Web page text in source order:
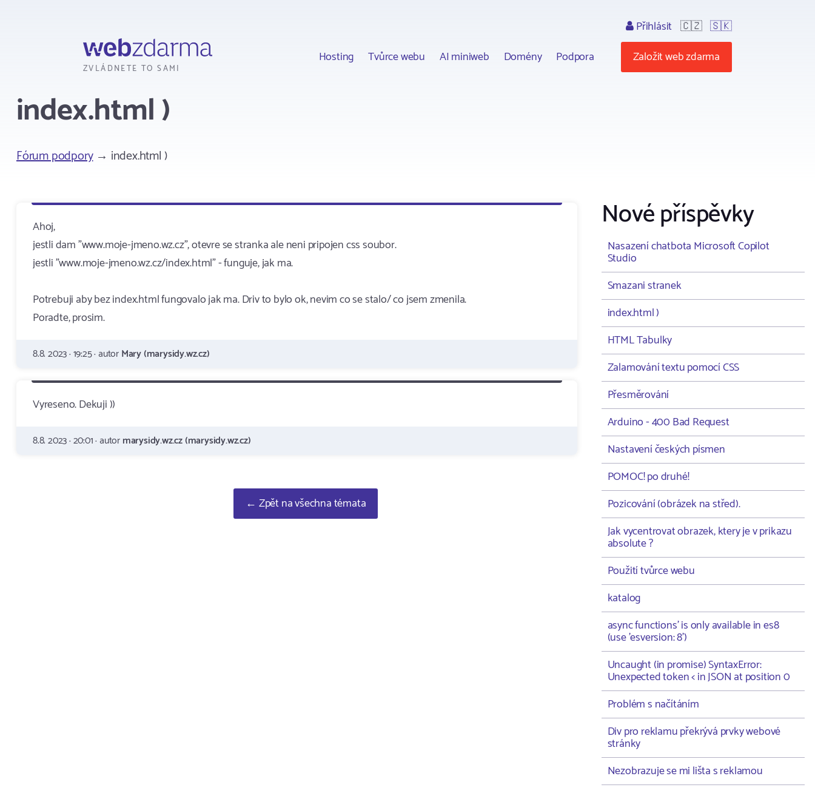
ZVLÁDNETE TO SAMI
Hosting Tvůrce webu AI miniweb Domény Podpora
Přihlásit 🇨🇿 🇸🇰
Založit web zdarma
index.html )
Fórum podpory→ index.html )
Ahoj,
jestli dam "www.moje-jmeno.wz.cz", otevre se stranka ale neni pripojen css soubor.
jestli "www.moje-jmeno.wz.cz/index.html" - funguje, jak ma.
Potrebuji aby bez index.html fungovalo jak ma. Driv to bylo ok, nevim co se stalo/ co jsem zmenila.
Poradte, prosim.
8.8. 2023 · 19:25 · autorMary (marysidy.wz.cz)
Vyreseno. Dekuji ))
8.8. 2023 · 20:01 · autormarysidy.wz.cz (marysidy.wz.cz)
← Zpět na všechna témata
Nové příspěvky
Nasazení chatbota Microsoft Copilot
Studio
Smazani stranek
index.html )
HTML Tabulky
Zalamování textu pomocí CSS
Přesměrování
Arduino - 400 Bad Request
Nastavení českých písmen
POMOC! po druhé!
Pozicování (obrázek na střed).
Jak vycentrovat obrazek, ktery je v prikazu
absolute ?
Použití tvůrce webu
katalog
async functions' is only available in es8
(use 'esversion: 8')
Uncaught (in promise) SyntaxError:
Unexpected token < in JSON at position 0
Problém s načítáním
Div pro reklamu překrývá prvky webové
stránky
Nezobrazuje se mi lišta s reklamou